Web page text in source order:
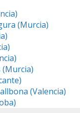
(Murcia)
(Murcia)
(Valencia)